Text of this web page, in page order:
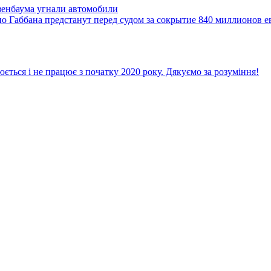
угнали автомобили
предстанут перед судом за сокрытие 840 миллионов
і не працює з початку 2020 року. Дякуємо за розуміння!